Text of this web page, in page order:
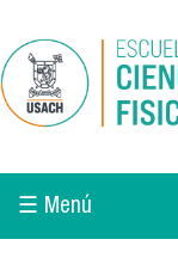
☰ Menú